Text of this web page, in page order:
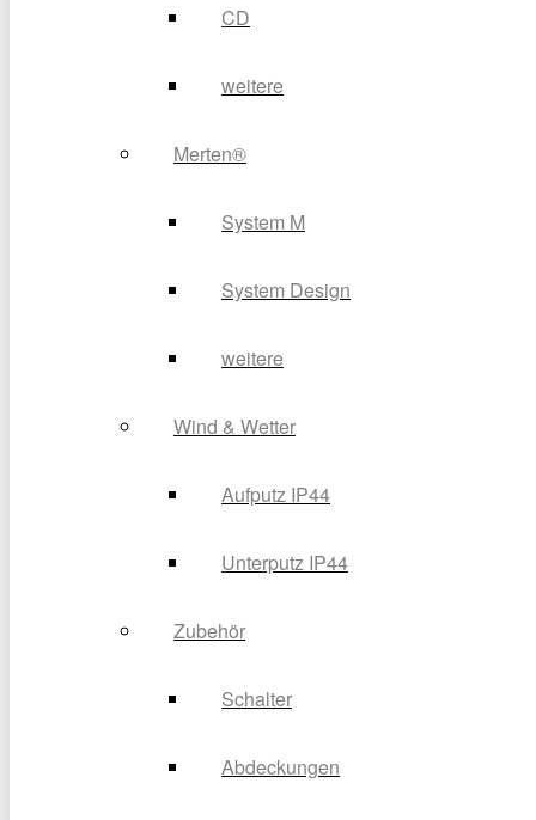
CD
weitere
Merten®
System M
System Design
weitere
Wind & Wetter
Aufputz IP44
Unterputz IP44
Zubehör
Schalter
Abdeckungen